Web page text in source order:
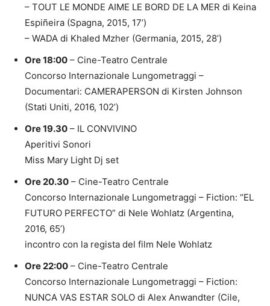
– TOUT LE MONDE AIME LE BORD DE LA MER di Keina
Espiñeira (Spagna, 2015, 17’)
– WADA di Khaled Mzher (Germania, 2015, 28’)
Ore 18:00 – Cine-Teatro Centrale
Concorso Internazionale Lungometraggi –
Documentari: CAMERAPERSON di Kirsten Johnson
(Stati Uniti, 2016, 102’)
Ore 19.30 – IL CONVIVINO
Aperitivi Sonori
Miss Mary Light Dj set
Ore 20.30 – Cine-Teatro Centrale
Concorso Internazionale Lungometraggi – Fiction: “EL
FUTURO PERFECTO” di Nele Wohlatz (Argentina,
2016, 65’)
incontro con la regista del film Nele Wohlatz
Ore 22:00 – Cine-Teatro Centrale
Concorso Internazionale Lungometraggi – Fiction:
NUNCA VAS ESTAR SOLO di Alex Anwandter (Cile,